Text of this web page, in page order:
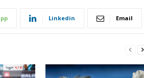
Linkedin Email